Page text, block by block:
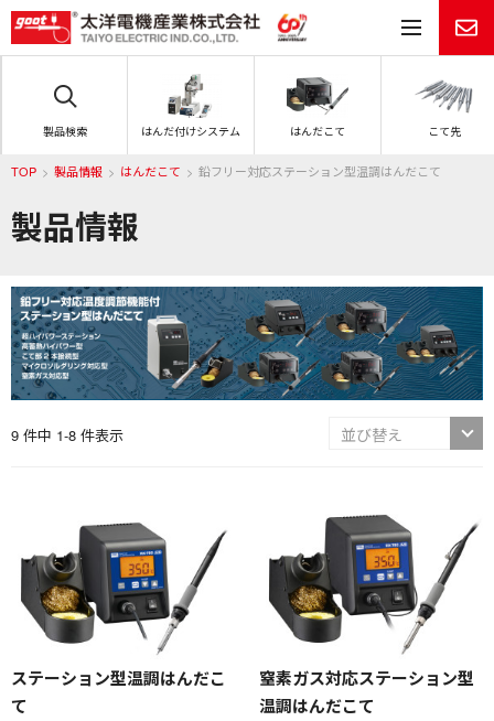
メ
製品検索 はんだ付けシステム はんだこて こて先
製品情報
TOP 製品情報 はんだこて 鉛フリー対応ステーション型温調はんだこて
9 件中 1-8 件表示
ステーション型温調はんだこ
て
窒素ガス対応ステーション型
温調はんだこて